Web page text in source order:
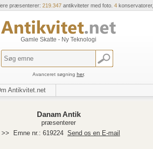
præsenterer: 219.347 antikviteter med foto. 4 konservatorer,
Gamle Skatte - Ny Teknologi
Avanceret søgning her.
Antikvitet.net
Danam Antik
præsenterer
>> Emne nr.: 619224 Send os en E-mail